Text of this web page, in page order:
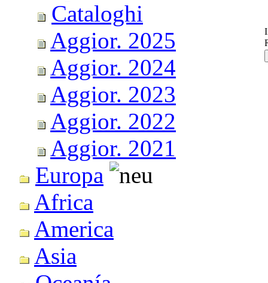
Cataloghi
Aggior. 2025
Aggior. 2024
Aggior. 2023
Aggior. 2022
Aggior. 2021
Europa
Africa
America
Asia